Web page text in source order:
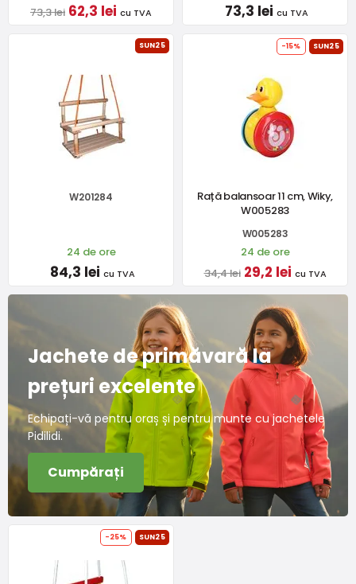
73,3 lei 62,3 lei cu TVA 73,3 lei cu TVA
SUN25
W201284
24 de ore
84,3 lei cu TVA
-15% SUN25
Rață balansoar 11 cm, Wiky,
W005283
W005283
24 de ore
34,4 lei 29,2 lei cu TVA
Jachete de primăvară la
prețuri excelente
Echipați-vă pentru oraș și pentru munte cu jachetele
Pidilidi.
Cumpărați
-25% SUN25